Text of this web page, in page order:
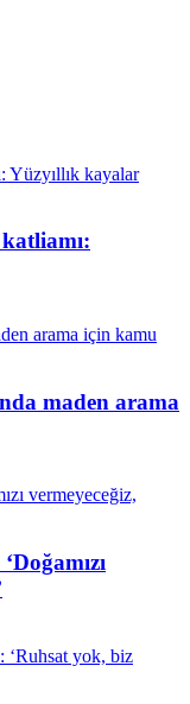
maden arama